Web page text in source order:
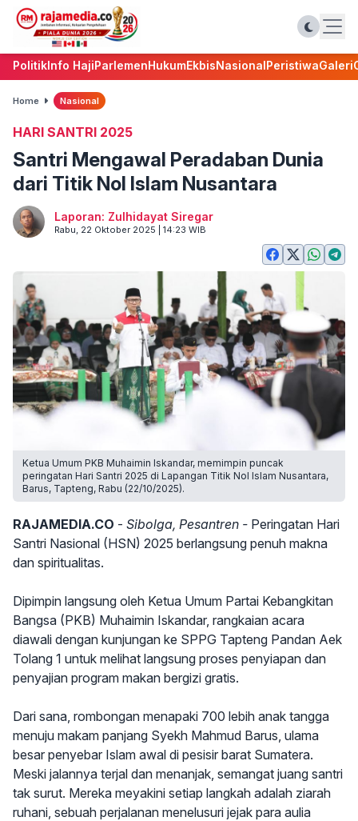
PolitikInfo HajiParlemenHukumEkbisNasionalPeristiwaGaleri
Home Nasional
HARI SANTRI 2025
Santri Mengawal Peradaban Dunia
dari Titik Nol Islam Nusantara
Laporan: Zulhidayat Siregar
Rabu, 22 Oktober 2025 | 14:23 WIB
Ketua Umum PKB Muhaimin Iskandar, memimpin puncak
peringatan Hari Santri 2025 di Lapangan Titik Nol Islam Nusantara,
Barus, Tapteng, Rabu (22/10/2025).
RAJAMEDIA.CO - Sibolga, Pesantren - Peringatan Hari
Santri Nasional (HSN) 2025 berlangsung penuh makna
dan spiritualitas.
Dipimpin langsung oleh Ketua Umum Partai Kebangkitan
Bangsa (PKB) Muhaimin Iskandar, rangkaian acara
diawali dengan kunjungan ke SPPG Tapteng Pandan Aek
Tolang 1 untuk melihat langsung proses penyiapan dan
penyajian program makan bergizi gratis.
Dari sana, rombongan menapaki 700 lebih anak tangga
menuju makam panjang Syekh Mahmud Barus, ulama
besar penyebar Islam awal di pesisir barat Sumatera.
Meski jalannya terjal dan menanjak, semangat juang santri
tak surut. Mereka meyakini setiap langkah adalah ziarah
ruhani, sebuah perjalanan menelusuri jejak para aulia